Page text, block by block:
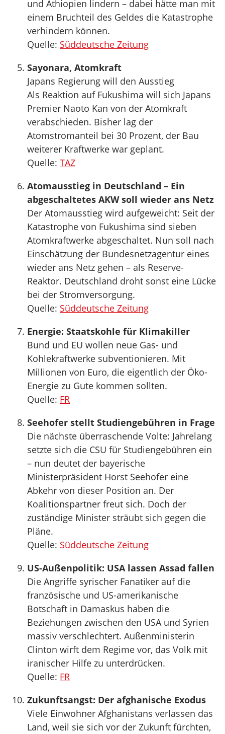
und Äthiopien lindern – dabei hätte man mit
einem Bruchteil des Geldes die Katastrophe
verhindern können.
Quelle: Süddeutsche Zeitung
Sayonara, Atomkraft
Japans Regierung will den Ausstieg
Als Reaktion auf Fukushima will sich Japans
Premier Naoto Kan von der Atomkraft
verabschieden. Bisher lag der
Atomstromanteil bei 30 Prozent, der Bau
weiterer Kraftwerke war geplant.
Quelle: TAZ
Atomausstieg in Deutschland – Ein
abgeschaltetes AKW soll wieder ans Netz
Der Atomausstieg wird aufgeweicht: Seit der
Katastrophe von Fukushima sind sieben
Atomkraftwerke abgeschaltet. Nun soll nach
Einschätzung der Bundesnetzagentur eines
wieder ans Netz gehen – als Reserve-
Reaktor. Deutschland droht sonst eine Lücke
bei der Stromversorgung.
Quelle: Süddeutsche Zeitung
Energie: Staatskohle für Klimakiller
Bund und EU wollen neue Gas- und
Kohlekraftwerke subventionieren. Mit
Millionen von Euro, die eigentlich der Öko-
Energie zu Gute kommen sollten.
Quelle: FR
Seehofer stellt Studiengebühren in Frage
Die nächste überraschende Volte: Jahrelang
setzte sich die CSU für Studiengebühren ein
– nun deutet der bayerische
Ministerpräsident Horst Seehofer eine
Abkehr von dieser Position an. Der
Koalitionspartner freut sich. Doch der
zuständige Minister sträubt sich gegen die
Pläne.
Quelle: Süddeutsche Zeitung
US-Außenpolitik: USA lassen Assad fallen
Die Angriffe syrischer Fanatiker auf die
französische und US-amerikanische
Botschaft in Damaskus haben die
Beziehungen zwischen den USA und Syrien
massiv verschlechtert. Außenministerin
Clinton wirft dem Regime vor, das Volk mit
iranischer Hilfe zu unterdrücken.
Quelle: FR
Zukunftsangst: Der afghanische Exodus
Viele Einwohner Afghanistans verlassen das
Land, weil sie sich vor der Zukunft fürchten,